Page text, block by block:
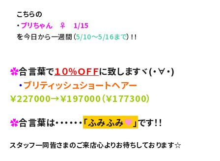
こちらの
・ ブリちゃん♀ 1/15
を今日から一週間（5/10～5/16まで） ！！
✿合言葉で１０％ＯＦＦに致しますヾ(・∀・)
・ブリティッシュショートヘアー
￥227000→￥197000（￥177300）
✿合言葉は・・・・・・「ふみふみ♥ 」です！！
スタッフ一同皆さまのご来店心よりお待ちしております☆